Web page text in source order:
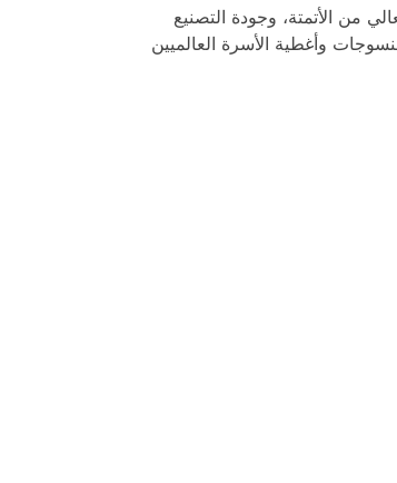
من الأتمتة، وجودة التصنيع
وأغطية الأسرة العالميين